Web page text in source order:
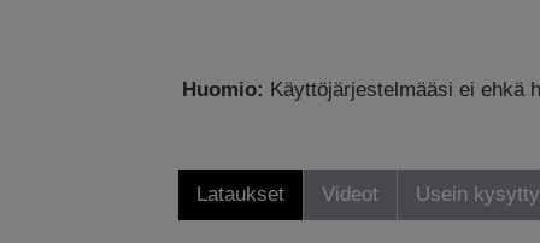
Huomio: Käyttöjärjestelmääsi ei ehkä
Lataukset Videot Usein